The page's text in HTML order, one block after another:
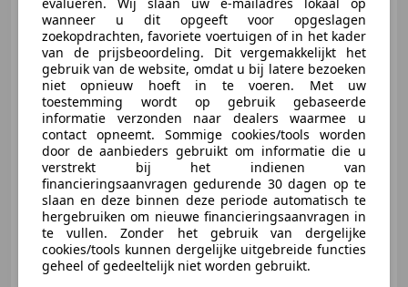
CarPlay | Cruise | Zuinig
€ 11.995
02/2022 44.644 km Benzine 55 kW (75 PK)
Elite Sportauto’s B.V.
NL-4703 RE ROOSENDAAL
wanneer u dit opgeeft voor opgeslagen
zoekopdrachten, favoriete voertuigen of in het kader
van de prijsbeoordeling. Dit vergemakkelijkt het
gebruik van de website, omdat u bij latere bezoeken
niet opnieuw hoeft in te voeren. Met uw
toestemming wordt op gebruik gebaseerde
informatie verzonden naar dealers waarmee u
contact opneemt. Sommige cookies/tools worden
door de aanbieders gebruikt om informatie die u
verstrekt bij het indienen van
financieringsaanvragen gedurende 30 dagen op te
slaan en deze binnen deze periode automatisch te
hergebruiken om nieuwe financieringsaanvragen in
te vullen. Zonder het gebruik van dergelijke
cookies/tools kunnen dergelijke uitgebreide functies
geheel of gedeeltelijk niet worden gebruikt.